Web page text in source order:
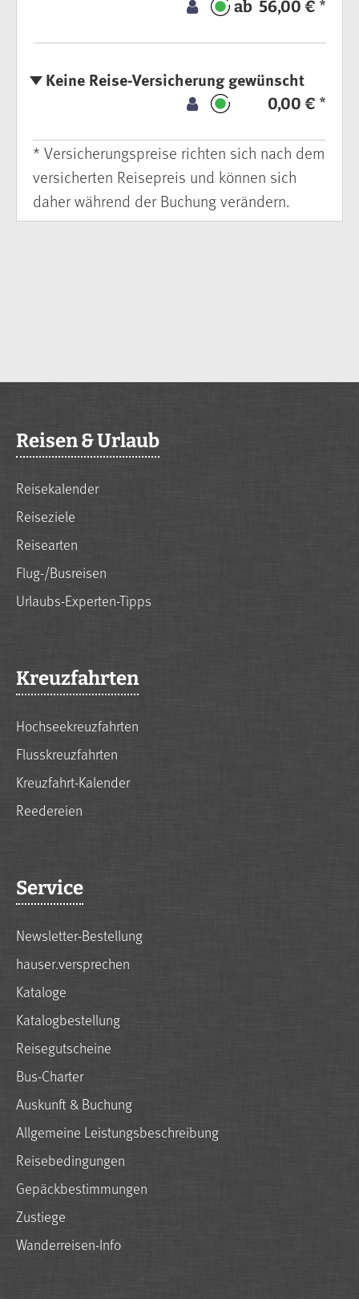
ab 56,00 € *
Keine Reise-Versicherung gewünscht
0,00 € *
* Versicherungspreise richten sich nach dem
versicherten Reisepreis und können sich
daher während der Buchung verändern.
Reisen & Urlaub
Reisekalender
Reiseziele
Reisearten
Flug-/Busreisen
Urlaubs-Experten-Tipps
Kreuzfahrten
Hochseekreuzfahrten
Flusskreuzfahrten
Kreuzfahrt-Kalender
Reedereien
Service
Newsletter-Bestellung
hauser.versprechen
Kataloge
Katalogbestellung
Reisegutscheine
Bus-Charter
Auskunft & Buchung
Allgemeine Leistungsbeschreibung
Reisebedingungen
Gepäckbestimmungen
Zustiege
Wanderreisen-Info